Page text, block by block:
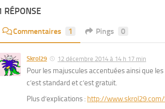
RÉPONSE
Commentaires 1 Pings 0
Skrol29 12 décembre 2014 à 14 h 17 min
Pour les majuscules accentuées ainsi que
c’est standard et c’est gratuit.
Plus d’explications : http://